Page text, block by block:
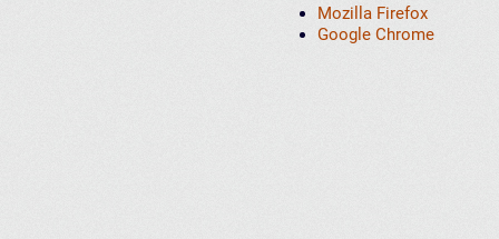
Mozilla Firefox
Google Chrome